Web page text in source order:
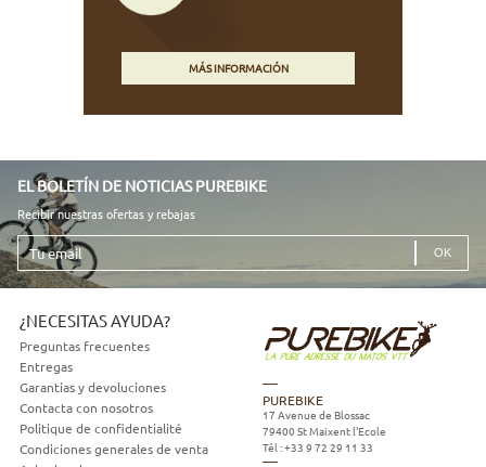
MÁS INFORMACIÓN
EL BOLETÍN DE NOTICIAS PUREBIKE
Recibir nuestras ofertas y rebajas
Tu
email
¿NECESITAS AYUDA?
Preguntas frecuentes
Entregas
Garantias y devoluciones
Contacta con nosotros
Politique de confidentialité
Condiciones generales de venta
PUREBIKE
17 Avenue de Blossac
79400 St Maixent l'Ecole
Tél :+33 9 72 29 11 33